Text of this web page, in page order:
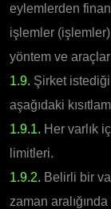
eylemlerden
işlemler
yöntem ve
1.9. Şirket
aşağıdaki
1.9.1. Her varlık
limitleri.
1.9.2. Belirli bir
zaman